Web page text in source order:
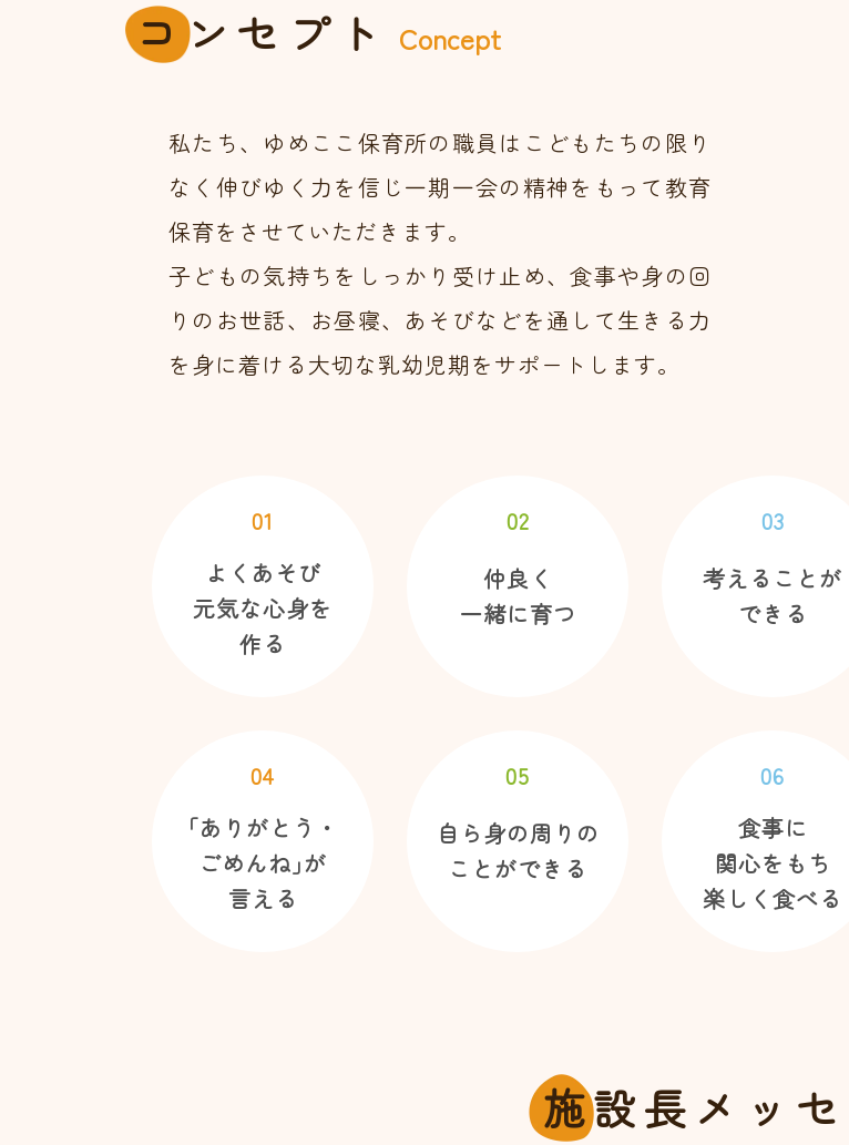
コンセプト Concept
私たち、ゆめここ保育所の職員はこどもたちの限り
なく伸びゆく力を信じ一期一会の精神をもって教育
保育をさせていただきます。
子どもの気持ちをしっかり受け止め、食事や身の回
りのお世話、お昼寝、あそびなどを通して生きる力
を身に着ける大切な乳幼児期をサポートします。
01
よくあそび
元気な心身を
作る
02
仲良く
一緒に育つ
03
考えることが
できる
04
｢ありがとう・
ごめんね｣が
言える
05
自ら身の周りの
ことができる
06
食事に
関心をもち
楽しく食べる
施設長メッ